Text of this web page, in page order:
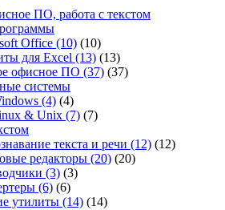
ПО, работа с текстом
Office (10) (10)
для Excel (13) (13)
офисное ПО (37) (37)
системы
(4) (4)
& Unix (7) (7)
текста и речи (12) (12)
редакторы (20) (20)
(3) (3)
(6) (6)
утилиты (14) (14)